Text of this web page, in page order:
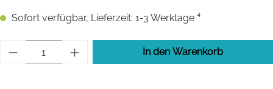
Sofort verfügbar, Lieferzeit: 1-3 Werktage ⁴
Produkt Anzahl: Gib den gewünschten
In den Warenkorb